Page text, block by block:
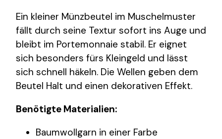
Ein kleiner Münzbeutel im Muschelmuster
fällt durch seine Textur sofort ins Auge und
bleibt im Portemonnaie stabil. Er eignet
sich besonders fürs Kleingeld und lässt
sich schnell häkeln. Die Wellen geben dem
Beutel Halt und einen dekorativen Effekt.
Benötigte Materialien:
Baumwollgarn in einer Farbe